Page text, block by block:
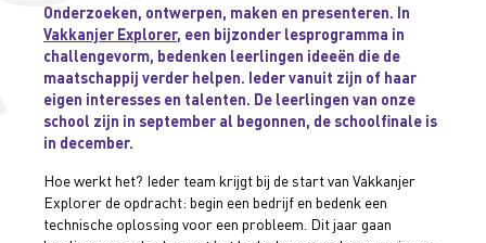
Onderzoeken, ontwerpen, maken en presenteren. In
Vakkanjer Explorer, een bijzonder lesprogramma in
challengevorm, bedenken leerlingen ideeën die de
maatschappij verder helpen. Ieder vanuit zijn of haar
eigen interesses en talenten. De leerlingen van onze
school zijn in september al begonnen, de schoolfinale is
in december.
Hoe werkt het? Ieder team krijgt bij de start van Vakkanjer
Explorer de opdracht: begin een bedrijf en bedenk een
technische oplossing voor een probleem. Dit jaar gaan